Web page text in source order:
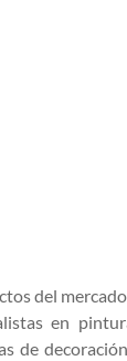
del
en
de